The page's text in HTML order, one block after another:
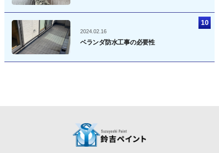
2024.02.16
ベランダ防水工事の必要性